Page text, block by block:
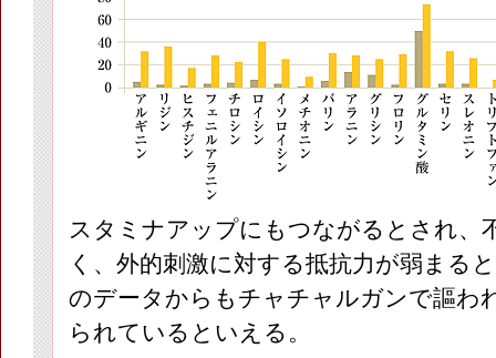
スタミナアップにもつながるとされ、
く、外的刺激に対する抵抗力が弱まる
のデータからもチャチャルガンで謳わ
られているといえる。